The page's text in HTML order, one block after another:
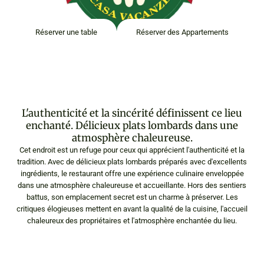
Réserver une table Réserver des Appartements
L'authenticité et la sincérité définissent ce lieu
enchanté. Délicieux plats lombards dans une
atmosphère chaleureuse.
Cet endroit est un refuge pour ceux qui apprécient l'authenticité et la
tradition. Avec de délicieux plats lombards préparés avec d'excellents
ingrédients, le restaurant offre une expérience culinaire enveloppée
dans une atmosphère chaleureuse et accueillante. Hors des sentiers
battus, son emplacement secret est un charme à préserver. Les
critiques élogieuses mettent en avant la qualité de la cuisine, l'accueil
chaleureux des propriétaires et l'atmosphère enchantée du lieu.